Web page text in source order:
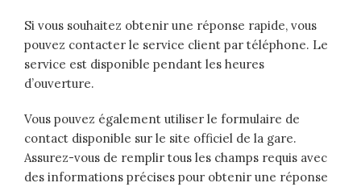
Si vous souhaitez obtenir une réponse rapide, vous
pouvez contacter le service client par téléphone. Le
service est disponible pendant les heures
d’ouverture.
Vous pouvez également utiliser le formulaire de
contact disponible sur le site officiel de la gare.
Assurez-vous de remplir tous les champs requis avec
des informations précises pour obtenir une réponse